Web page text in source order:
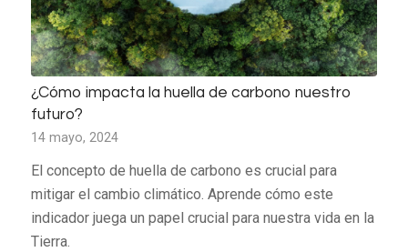
¿Cómo impacta la huella de carbono nuestro
futuro?
14 mayo, 2024
El concepto de huella de carbono es crucial para
mitigar el cambio climático. Aprende cómo este
indicador juega un papel crucial para nuestra vida en la
Tierra.